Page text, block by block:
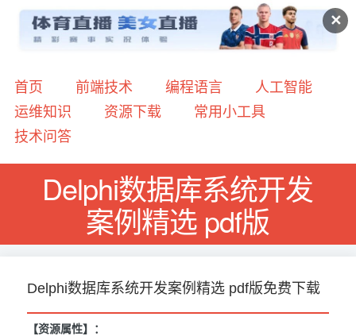
✕
首页 前端技术 编程语言
人工智能
运维知识
资源下载
常用小工具
技术问答
Delphi数据库系统开发
案例精选 pdf版
Delphi数据库系统开发案例精选 pdf版免费下载
【资源属性】：